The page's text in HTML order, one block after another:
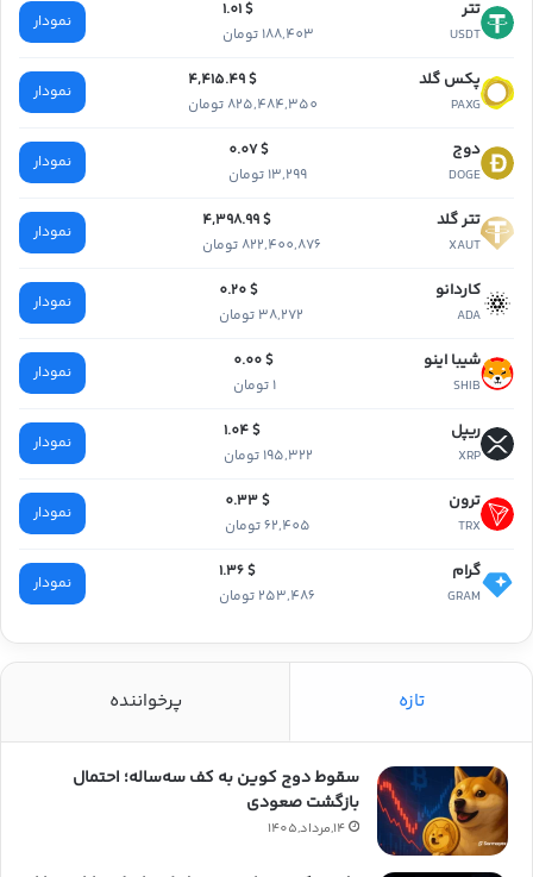
تتر
USDT
$ 1.01
188,403 تومان
نمودار
پکس گلد
PAXG
$ 4,415.49
825,484,350 تومان
نمودار
دوج
DOGE
$ 0.07
13,299 تومان
نمودار
تتر گلد
XAUT
$ 4,398.99
822,400,876 تومان
نمودار
کاردانو
ADA
$ 0.20
38,272 تومان
نمودار
شیبا اینو
SHIB
$ 0.00
1 تومان
نمودار
ریپل
XRP
$ 1.04
195,322 تومان
نمودار
ترون
TRX
$ 0.33
62,405 تومان
نمودار
گرام
GRAM
$ 1.36
253,486 تومان
نمودار
تازه پرخواننده
سقوط دوج کوین به کف سه‌ساله؛ احتمال
بازگشت صعودی
14,مرداد,1405